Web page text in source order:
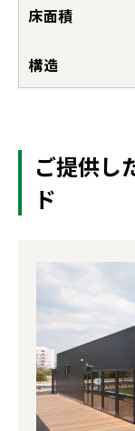
床面積
構造
ご提供し
ド